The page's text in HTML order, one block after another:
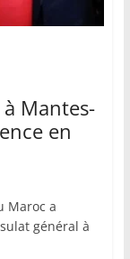
Mantes-
en
Maroc a
général à